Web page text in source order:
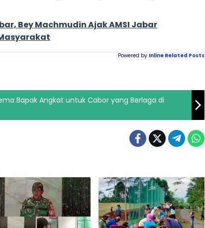
Bey Machmudin Ajak AMSI Jabar
Powered by Inline Related Posts
Bapak Angkat untuk Cabor yang Berlaga di